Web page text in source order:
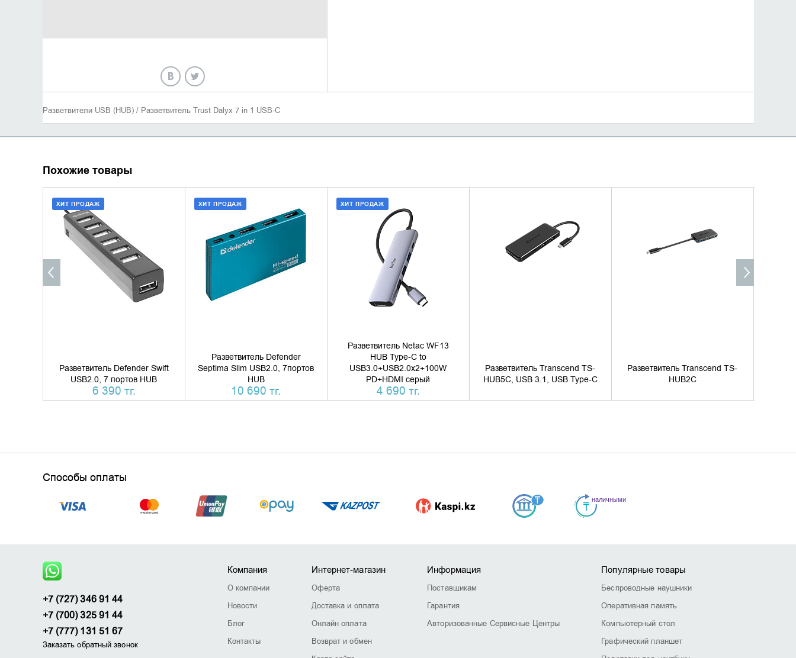
Разветвители USB (HUB) / Разветвитель Trust Dalyx 7 in 1 USB-C
Похожие товары
Разветвитель Defender Swift
USB2.0, 7 портов HUB
6 390 тг.
ХИТ ПРОДАЖ
ДОБАВИТЬ В КОРЗИНУ
КУПИТЬ В 1 КЛИК
Разветвитель Defender
Septima Slim USB2.0, 7портов
HUB
10 690 тг.
ХИТ ПРОДАЖ
ДОБАВИТЬ В КОРЗИНУ
КУПИТЬ В 1 КЛИК
Разветвитель Netac WF13
HUB Type-C to
USB3.0+USB2.0x2+100W
PD+HDMI серый
4 690 тг.
ХИТ ПРОДАЖ
ДОБАВИТЬ В КОРЗИНУ
КУПИТЬ В 1 КЛИК
Разветвитель Transcend TS-
HUB5C, USB 3.1, USB Type-C
УТОЧНИТЬ НАЛИЧИЕ
Разветвитель Transcend TS-
HUB2C
Способы оплаты
+7 (727) 346 91 44
+7 (700) 325 91 44
+7 (777) 131 51 67
Заказать обратный звонок
Компания
О компании
Новости
Блог
Контакты
Интернет-магазин
Оферта
Доставка и оплата
Онлайн оплата
Возврат и обмен
Информация
Поставщикам
Гарантия
Авторизованные Сервисные Центры
Популярные товары
Беспроводные наушники
Оперативная память
Компьютерный стол
Графический планшет